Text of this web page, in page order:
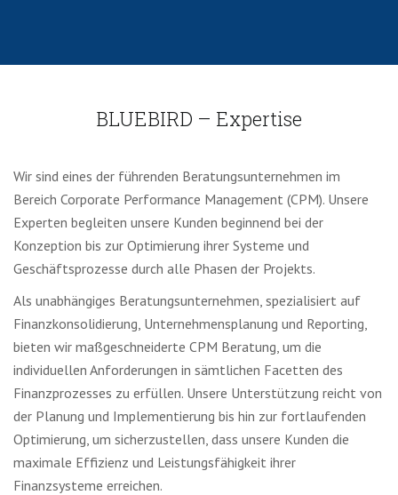
BLUEBIRD – Expertise
Wir sind eines der führenden Beratungsunternehmen im
Bereich Corporate Performance Management (CPM). Unsere
Experten begleiten unsere Kunden beginnend bei der
Konzeption bis zur Optimierung ihrer Systeme und
Geschäftsprozesse durch alle Phasen der Projekts.
Als unabhängiges Beratungsunternehmen, spezialisiert auf
Finanzkonsolidierung, Unternehmensplanung und Reporting,
bieten wir maßgeschneiderte CPM Beratung, um die
individuellen Anforderungen in sämtlichen Facetten des
Finanzprozesses zu erfüllen. Unsere Unterstützung reicht von
der Planung und Implementierung bis hin zur fortlaufenden
Optimierung, um sicherzustellen, dass unsere Kunden die
maximale Effizienz und Leistungsfähigkeit ihrer
Finanzsysteme erreichen.